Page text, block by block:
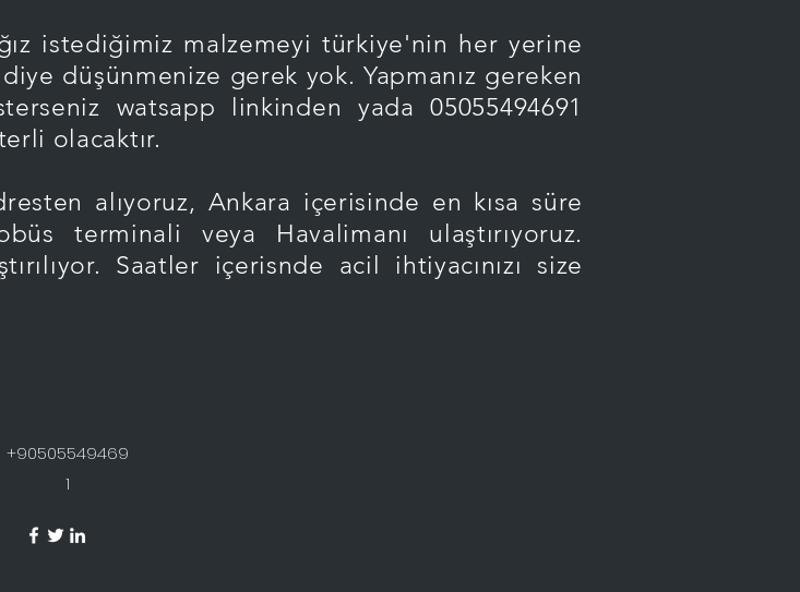
malzemeyi türkiye'nin her yerine
düşünmenize gerek yok. Yapmanız gereken
watsapp linkinden yada 05055494691
olacaktır.
Ankara içerisinde en kısa süre
terminali veya Havalimanı ulaştırıyoruz.
Saatler içerisnde acil ihtiyacınızı size
+90505549469
1